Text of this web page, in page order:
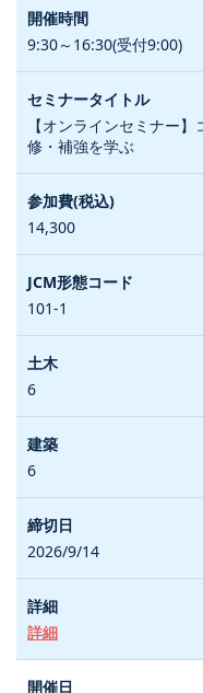
9:30～16:30(受付9:00)
【オンラインセミナー
修・補強を学ぶ
14,300
101-1
6
6
2026/9/14
詳細